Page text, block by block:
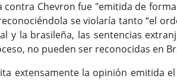
Chevron fue "emitida de
se violaría tanto “el
y la brasileña, las sentencias
no pueden ser reconocidas en
extensamente la opinión emitida